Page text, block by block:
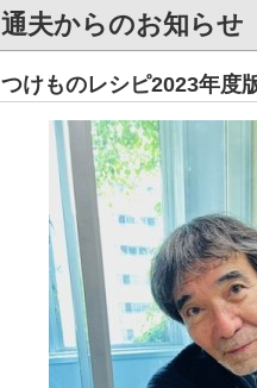
通夫からのお知らせ
つけものレシピ2023年